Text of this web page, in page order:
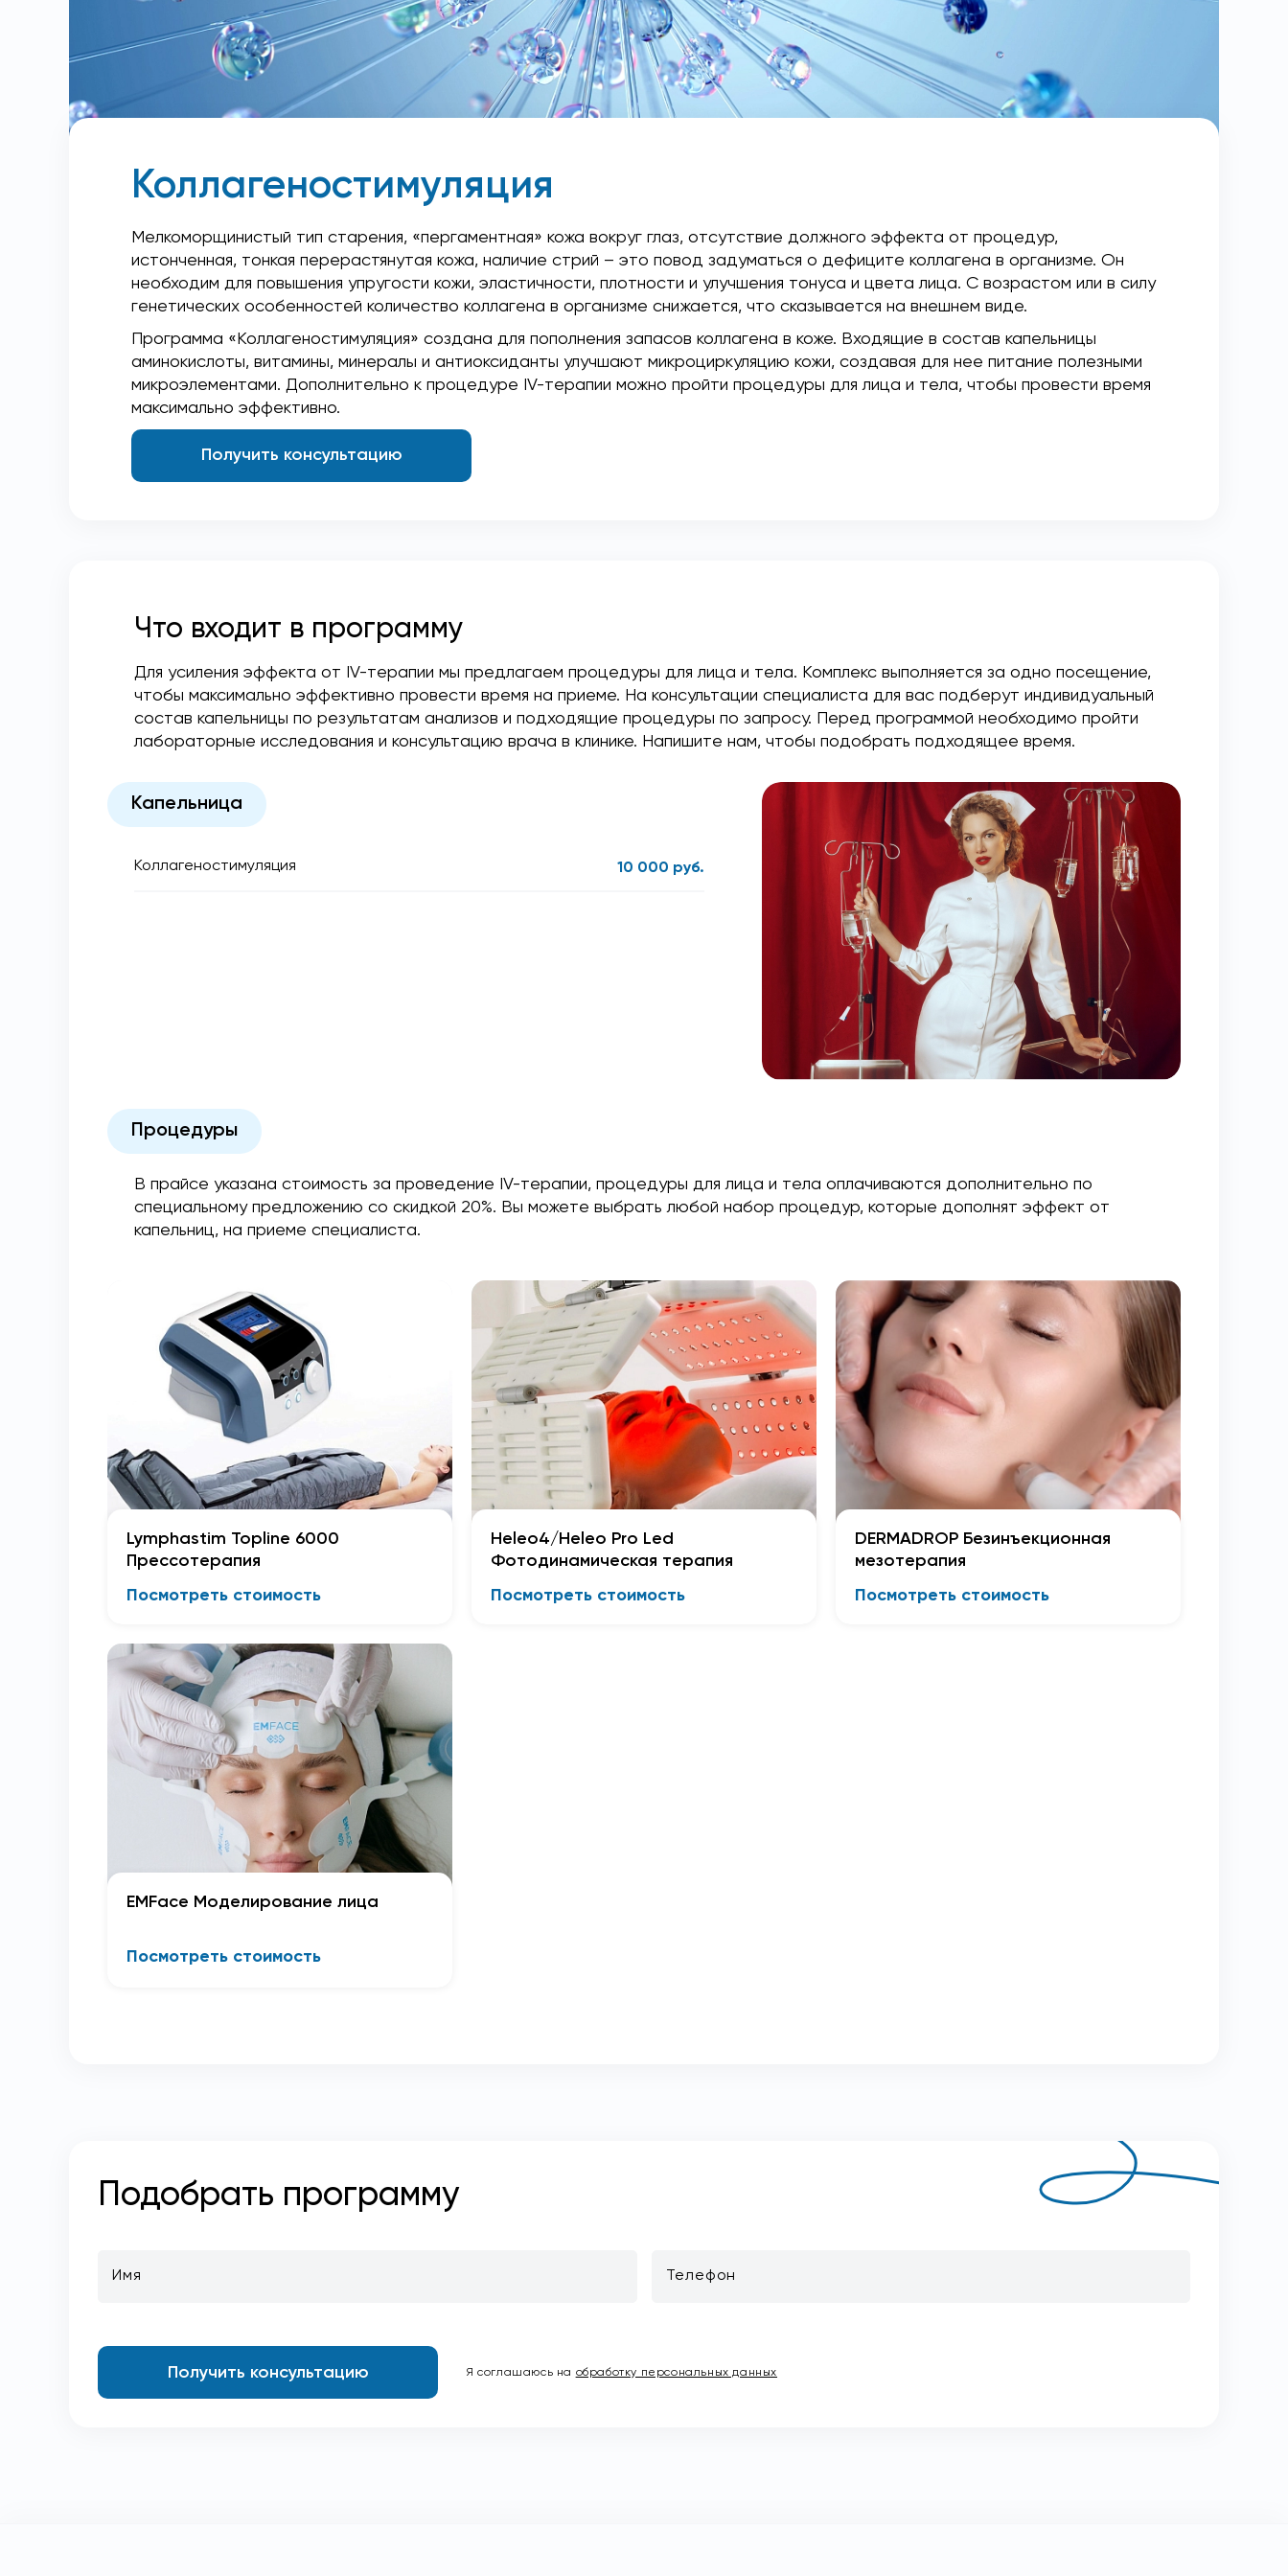
Коллагеностимуляция
Мелкоморщинистый тип старения, «пергаментная» кожа вокруг глаз, отсутствие должного эффекта от процедур,
истонченная, тонкая перерастянутая кожа, наличие стрий – это повод задуматься о дефиците коллагена в организме. Он
необходим для повышения упругости кожи, эластичности, плотности и улучшения тонуса и цвета лица. С возрастом или в силу
генетических особенностей количество коллагена в организме снижается, что сказывается на внешнем виде.
Программа «Коллагеностимуляция» создана для пополнения запасов коллагена в коже. Входящие в состав капельницы
аминокислоты, витамины, минералы и антиоксиданты улучшают микроциркуляцию кожи, создавая для нее питание полезными
микроэлементами. Дополнительно к процедуре IV-терапии можно пройти процедуры для лица и тела, чтобы провести время
максимально эффективно.
Получить консультацию
Что входит в программу
Для усиления эффекта от IV-терапии мы предлагаем процедуры для лица и тела. Комплекс выполняется за одно посещение,
чтобы максимально эффективно провести время на приеме. На консультации специалиста для вас подберут индивидуальный
состав капельницы по результатам анализов и подходящие процедуры по запросу. Перед программой необходимо пройти
лабораторные исследования и консультацию врача в клинике. Напишите нам, чтобы подобрать подходящее время.
Капельница
Коллагеностимуляция 10 000 руб.
Процедуры
В прайсе указана стоимость за проведение IV-терапии, процедуры для лица и тела оплачиваются дополнительно по
специальному предложению со скидкой 20%. Вы можете выбрать любой набор процедур, которые дополнят эффект от
капельниц, на приеме специалиста.
Lymphastim Topline 6000
Прессотерапия
Посмотреть стоимость
Heleo4/Heleo Pro Led
Фотодинамическая терапия
Посмотреть стоимость
DERMADROP Безинъекционная
мезотерапия
Посмотреть стоимость
EMFace Моделирование лица
Посмотреть стоимость
Подобрать программу
Имя Телефон
Получить консультацию Я соглашаюсь на обработку персональных данных